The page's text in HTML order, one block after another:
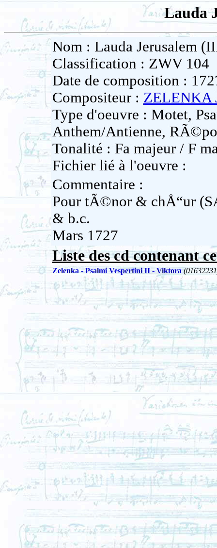
Lauda
Nom : Lauda Jerusalem
Classification : ZWV 104
Date de composition :
Compositeur : ZELENKA
Type d'oeuvre : Motet,
Anthem/Antienne,
Tonalité : Fa majeur / F
Fichier lié à l'oeuvre :
Commentaire :
Pour tÃ©nor & chÅ“ur
& b.c.
Mars 1727
Liste des cd contenant
Zelenka - Psalmi Vespertini II - Viktora